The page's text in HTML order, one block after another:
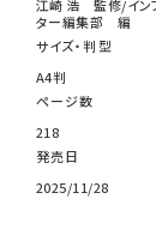
江崎 浩 監修/イン
ター編集部 編
サイズ・判型
A4判
ページ数
218
発売日
2025/11/28